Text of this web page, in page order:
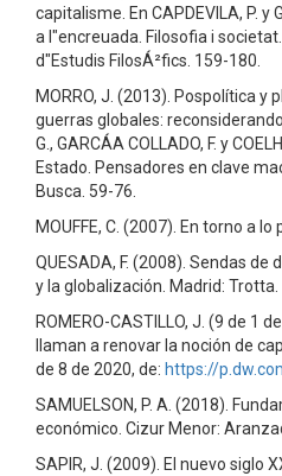
capitalisme. En CAPDEVILA, P. y
a l"encreuada. Filosofia i
d"Estudis FilosÁ²fics. 159-180.
MORRO, J. (2013). Pospolítica y
guerras globales:
G., GARCÁA COLLADO, F. y
Estado. Pensadores en clave
Busca. 59-76.
MOUFFE, C. (2007). En torno a lo
QUESADA, F. (2008). Sendas
y la globalización. Madrid: Trotta.
ROMERO-CASTILLO, J. (9 de 1
llaman a renovar la noción de
de 8 de 2020, de: https://
SAMUELSON, P. A. (2018).
económico. Cizur Menor:
SAPIR, J. (2009). El nuevo siglo